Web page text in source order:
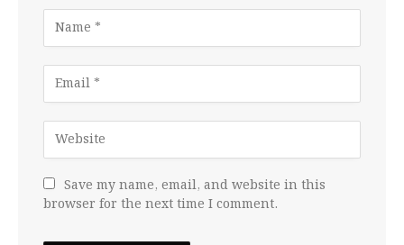
Save my name, email, and website in this
browser for the next time I comment.